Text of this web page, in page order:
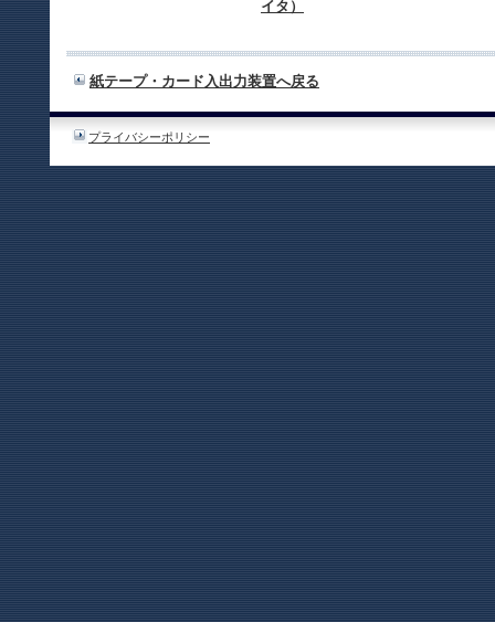
イタ）
紙テープ・カード入出力装置へ戻る
プライバシーポリシー